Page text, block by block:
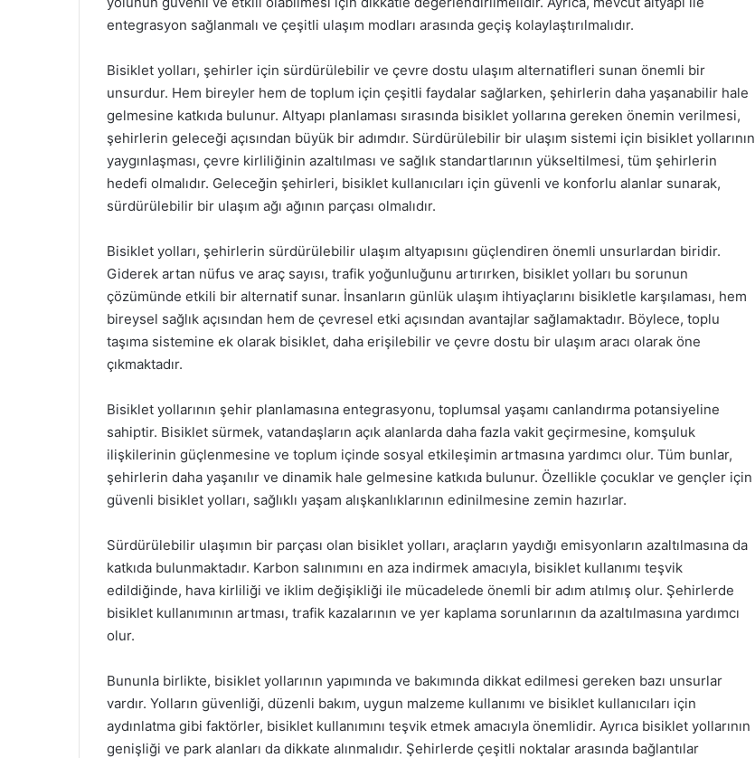
entegrasyon sağlanmalı ve çeşitli ulaşım modları arasında geçiş kolaylaştırılmalıdır.
Bisiklet yolları, şehirler için sürdürülebilir ve çevre dostu ulaşım alternatifleri sunan önemli bir
unsurdur. Hem bireyler hem de toplum için çeşitli faydalar sağlarken, şehirlerin daha yaşanabilir hale
gelmesine katkıda bulunur. Altyapı planlaması sırasında bisiklet yollarına gereken önemin verilmesi,
şehirlerin geleceği açısından büyük bir adımdır. Sürdürülebilir bir ulaşım sistemi için bisiklet yollarının
yaygınlaşması, çevre kirliliğinin azaltılması ve sağlık standartlarının yükseltilmesi, tüm şehirlerin
hedefi olmalıdır. Geleceğin şehirleri, bisiklet kullanıcıları için güvenli ve konforlu alanlar sunarak,
sürdürülebilir bir ulaşım ağı ağının parçası olmalıdır.
Bisiklet yolları, şehirlerin sürdürülebilir ulaşım altyapısını güçlendiren önemli unsurlardan biridir.
Giderek artan nüfus ve araç sayısı, trafik yoğunluğunu artırırken, bisiklet yolları bu sorunun
çözümünde etkili bir alternatif sunar. İnsanların günlük ulaşım ihtiyaçlarını bisikletle karşılaması, hem
bireysel sağlık açısından hem de çevresel etki açısından avantajlar sağlamaktadır. Böylece, toplu
taşıma sistemine ek olarak bisiklet, daha erişilebilir ve çevre dostu bir ulaşım aracı olarak öne
çıkmaktadır.
Bisiklet yollarının şehir planlamasına entegrasyonu, toplumsal yaşamı canlandırma potansiyeline
sahiptir. Bisiklet sürmek, vatandaşların açık alanlarda daha fazla vakit geçirmesine, komşuluk
ilişkilerinin güçlenmesine ve toplum içinde sosyal etkileşimin artmasına yardımcı olur. Tüm bunlar,
şehirlerin daha yaşanılır ve dinamik hale gelmesine katkıda bulunur. Özellikle çocuklar ve gençler için
güvenli bisiklet yolları, sağlıklı yaşam alışkanlıklarının edinilmesine zemin hazırlar.
Sürdürülebilir ulaşımın bir parçası olan bisiklet yolları, araçların yaydığı emisyonların azaltılmasına da
katkıda bulunmaktadır. Karbon salınımını en aza indirmek amacıyla, bisiklet kullanımı teşvik
edildiğinde, hava kirliliği ve iklim değişikliği ile mücadelede önemli bir adım atılmış olur. Şehirlerde
bisiklet kullanımının artması, trafik kazalarının ve yer kaplama sorunlarının da azaltılmasına yardımcı
olur.
Bununla birlikte, bisiklet yollarının yapımında ve bakımında dikkat edilmesi gereken bazı unsurlar
vardır. Yolların güvenliği, düzenli bakım, uygun malzeme kullanımı ve bisiklet kullanıcıları için
aydınlatma gibi faktörler, bisiklet kullanımını teşvik etmek amacıyla önemlidir. Ayrıca bisiklet yollarının
genişliği ve park alanları da dikkate alınmalıdır. Şehirlerde çeşitli noktalar arasında bağlantılar